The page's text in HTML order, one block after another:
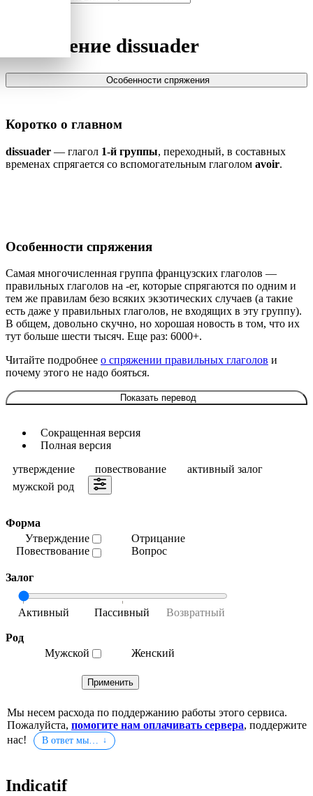
Спряжение dissuader
Особенности спряжения
Коротко о главном
dissuader — глагол 1-й группы, переходный, в составных
временах спрягается со вспомогательным глаголом avoir.
Особенности спряжения
Самая многочисленная группа французских глаголов —
правильных глаголов на -er, которые спрягаются по одним и
тем же правилам безо всяких экзотических случаев (а такие
есть даже у правильных глаголов, не входящих в эту группу).
В общем, довольно скучно, но хорошая новость в том, что их
тут больше шести тысяч. Еще раз: 6000+.
Читайте подробнее о спряжении правильных глаголов и
почему этого не надо бояться.
Показать перевод
Сокращенная версия
Полная версия
утверждение
повествование
активный залог
мужской род
Форма
Утверждение
Повествование
Отрицание
Вопрос
Залог
Род
Мужской
Женский
Мы несем расхода по поддержанию работы этого сервиса.
Пожалуйста, помогите нам оплачивать сервера, поддержите
нас!
В ответ мы…
Indicatif